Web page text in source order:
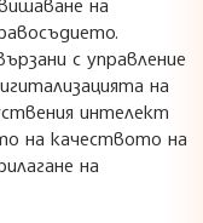
с управление
на
интелект
на качеството на
на